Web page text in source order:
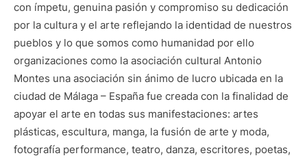
con ímpetu, genuina pasión y compromiso su dedicación
por la cultura y el arte reflejando la identidad de nuestros
pueblos y lo que somos como humanidad por ello
organizaciones como la asociación cultural Antonio
Montes una asociación sin ánimo de lucro ubicada en la
ciudad de Málaga – España fue creada con la finalidad de
apoyar el arte en todas sus manifestaciones: artes
plásticas, escultura, manga, la fusión de arte y moda,
fotografía performance, teatro, danza, escritores, poetas,